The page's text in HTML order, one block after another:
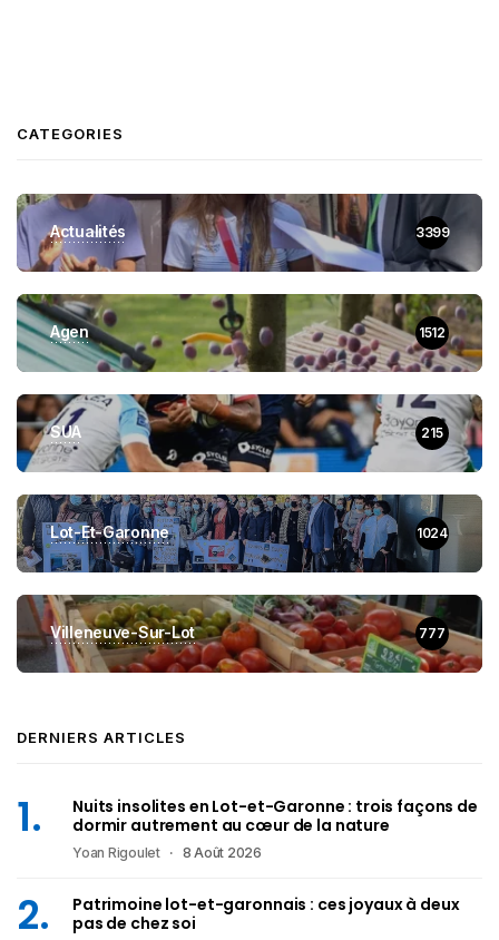
CATEGORIES
Actualités 3399
Agen 1512
SUA 215
Lot-Et-Garonne 1024
Villeneuve-Sur-Lot 777
DERNIERS ARTICLES
Nuits insolites en Lot-et-Garonne : trois façons de
dormir autrement au cœur de la nature
Yoan Rigoulet 8 Août 2026
Patrimoine lot-et-garonnais : ces joyaux à deux
pas de chez soi